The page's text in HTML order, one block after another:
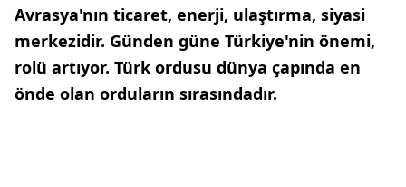
Avrasya'nın ticaret, enerji, ulaştırma, siyasi
merkezidir. Günden güne Türkiye'nin önemi,
rolü artıyor. Türk ordusu dünya çapında en
önde olan orduların sırasındadır.